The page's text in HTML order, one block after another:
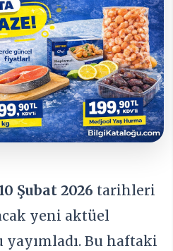
Şubat 2026 tarihleri
yeni aktüel
Bu haftaki